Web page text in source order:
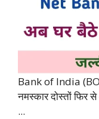
Bank of India
नमस्कार दोस्तों फिर
...